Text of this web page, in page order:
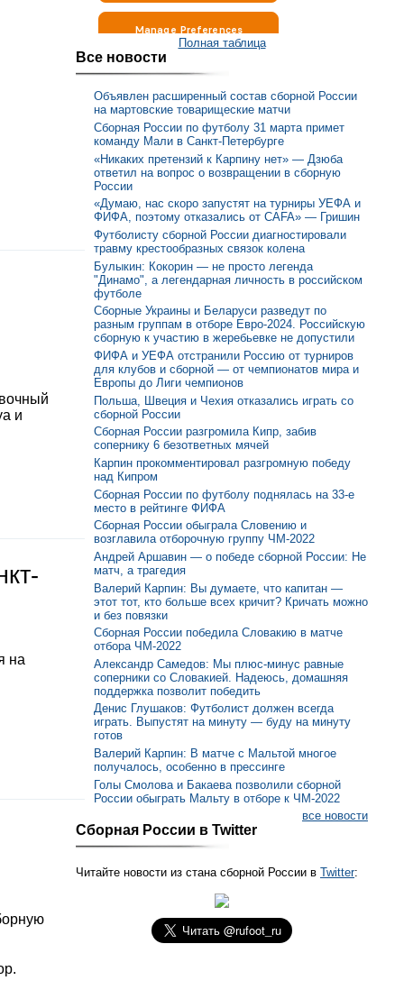
и
на
Полная таблица
Все новости
Объявлен расширенный состав сборной России
на мартовские товарищеские матчи
Сборная России по футболу 31 марта примет
команду Мали в Санкт-Петербурге
«Никаких претензий к Карпину нет» — Дзюба
ответил на вопрос о возвращении в сборную
России
«Думаю, нас скоро запустят на турниры УЕФА и
ФИФА, поэтому отказались от CAFA» — Гришин
Футболисту сборной России диагностировали
травму крестообразных связок колена
Булыкин: Кокорин — не просто легенда
"Динамо", а легендарная личность в российском
футболе
Сборные Украины и Беларуси разведут по
разным группам в отборе Евро-2024. Российскую
сборную к участию в жеребьевке не допустили
ФИФА и УЕФА отстранили Россию от турниров
для клубов и сборной — от чемпионатов мира и
Европы до Лиги чемпионов
Польша, Швеция и Чехия отказались играть со
сборной России
Сборная России разгромила Кипр, забив
сопернику 6 безответных мячей
Карпин прокомментировал разгромную победу
над Кипром
Сборная России по футболу поднялась на 33-е
место в рейтинге ФИФА
Сборная России обыграла Словению и
возглавила отборочную группу ЧМ-2022
Андрей Аршавин — о победе сборной России: Не
матч, а трагедия
Валерий Карпин: Вы думаете, что капитан —
этот тот, кто больше всех кричит? Кричать можно
и без повязки
Сборная России победила Словакию в матче
отбора ЧМ-2022
Александр Самедов: Мы плюс-минус равные
соперники со Словакией. Надеюсь, домашняя
поддержка позволит победить
Денис Глушаков: Футболист должен всегда
играть. Выпустят на минуту — буду на минуту
готов
Валерий Карпин: В матче с Мальтой многое
получалось, особенно в прессинге
Голы Смолова и Бакаева позволили сборной
России обыграть Мальту в отборе к ЧМ-2022
все новости
Сборная России в Twitter
Читайте новости из стана сборной России в Twitter: